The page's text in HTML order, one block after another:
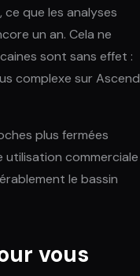
ce que les analyses
un an. Cela ne
sont sans effet :
complexe sur Ascend
plus fermées
utilisation commerciale
le bassin
vous